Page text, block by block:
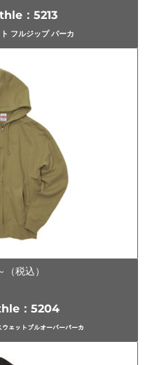
：5213
フルジップ パーカ
税込）
：5204
ェットプルオーバーパーカ